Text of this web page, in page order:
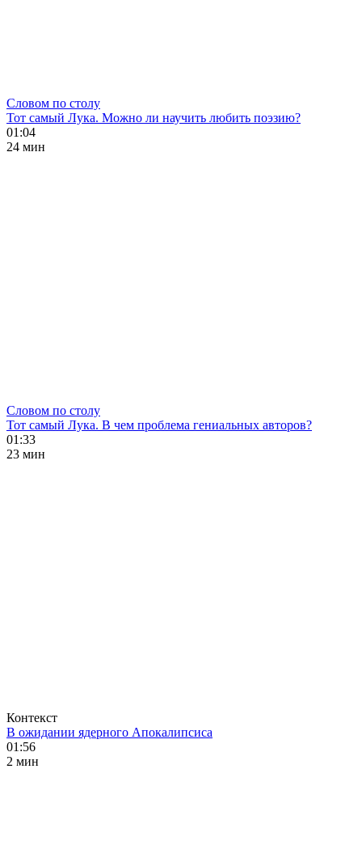
Словом по столу
Тот самый Лука. Можно ли научить любить поэзию?
01:04
24 мин
Словом по столу
Тот самый Лука. В чем проблема гениальных авторов?
01:33
23 мин
Контекст
В ожидании ядерного Апокалипсиса
01:56
2 мин